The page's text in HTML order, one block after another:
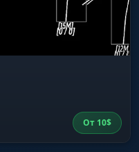
От 10$